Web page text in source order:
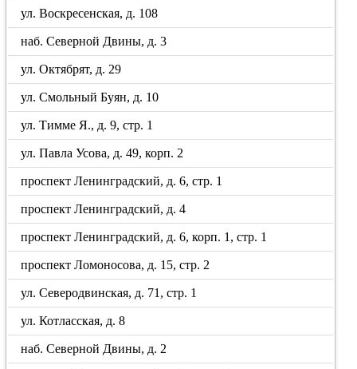
ул. Воскресенская, д. 108
наб. Северной Двины, д. 3
ул. Октябрят, д. 29
ул. Смольный Буян, д. 10
ул. Тимме Я., д. 9, стр. 1
ул. Павла Усова, д. 49, корп. 2
проспект Ленинградский, д. 6, стр. 1
проспект Ленинградский, д. 4
проспект Ленинградский, д. 6, корп. 1, стр. 1
проспект Ломоносова, д. 15, стр. 2
ул. Северодвинская, д. 71, стр. 1
ул. Котласская, д. 8
наб. Северной Двины, д. 2